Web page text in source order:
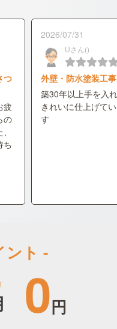
つ
疲
の
ち
2026/07/31
Uさん()
外壁・防水塗装工事
築30年以上手を入
きれいに仕上げて
す
ント -
0円